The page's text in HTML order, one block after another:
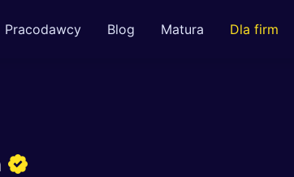
Pracodawcy Blog Matura Dla firm